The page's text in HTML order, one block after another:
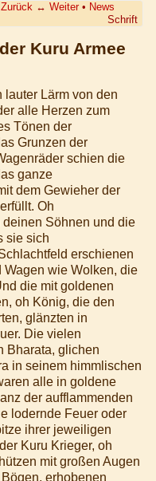
Zurück ↔ Weiter• News
Schrift
Kuru Armee
Lärm von den
alle Herzen zum
Tönen der
Grunzen der
schien die
ganze
dem Gewieher der
Oh
Söhnen und die
sie sich
erschienen
wie Wolken, die
die mit goldenen
oh König, die den
glänzten in
Die vielen
Bharata, glichen
in seinem himmlischen
alle in goldene
der aufflammenden
lodernde Feuer oder
ihrer jeweiligen
Kuru Krieger, oh
mit großen Augen
erhobenen